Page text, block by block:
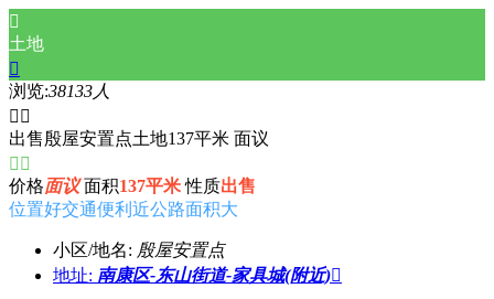

土地

浏览:38133人
 
出售殷屋安置点土地137平米 面议
 
价格面议 面积137平米 性质出售
位置好交通便利 近公路面积大
小区/地名: 殷屋安置点
地址: 南康区-东山街道-家具城(附近)